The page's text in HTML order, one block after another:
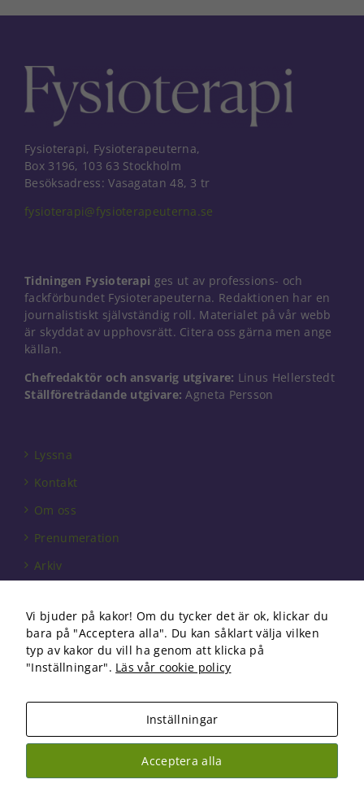
Fysioterapi, Fysioterapeuterna,
Box 3196, 103 63 Stockholm
Besöksadress: Vasagatan 48, 3 tr
fysioterapi@fysioterapeuterna.se
Tidningen Fysioterapi ges ut av professions- och
fackförbundet Fysioterapeuterna. Redaktionen har en
journalistiskt självständig roll. Materialet på vår webb
är skyddat av upphovsrätt. Citera oss gärna men ange
källan.
Chefredaktör och ansvarig utgivare: Linus Hellerstedt
Ställföreträdande utgivare: Agneta Persson
Lyssna
Kontakt
Om oss
Prenumeration
Arkiv
Förbundet
Om cookies
Copyright 2026 Fysioterapi | All Rights Reserved
Facebook
Instagram
Vi bjuder på kakor! Om du tycker det är ok, klickar du
bara på "Acceptera alla". Du kan såklart välja vilken
typ av kakor du vill ha genom att klicka på
"Inställningar". Läs vår cookie policy
Inställningar
Acceptera alla
Nödvändiga
Dessa kakor
hemsidans
funktionalitet
och
uppbyggnad,
används.
Upplevelse